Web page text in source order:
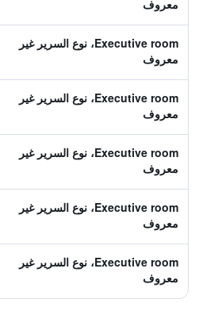
معروف
Executive room، نوع السرير غير
معروف
Executive room، نوع السرير غير
معروف
Executive room، نوع السرير غير
معروف
Executive room، نوع السرير غير
معروف
Executive room، نوع السرير غير
معروف